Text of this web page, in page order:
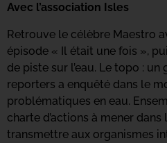
Avec l’association Isles
Retrouve le célèbre Maestro
épisode « Il était une fois »,
de piste sur l’eau. Le topo : un
reporters a enquêté dans le
problématiques en eau.
charte d’actions à mener
transmettre aux organismes